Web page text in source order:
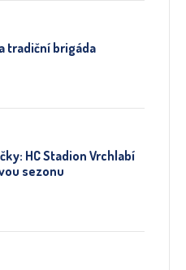
tradiční brigáda
HC Stadion Vrchlabí
sezonu